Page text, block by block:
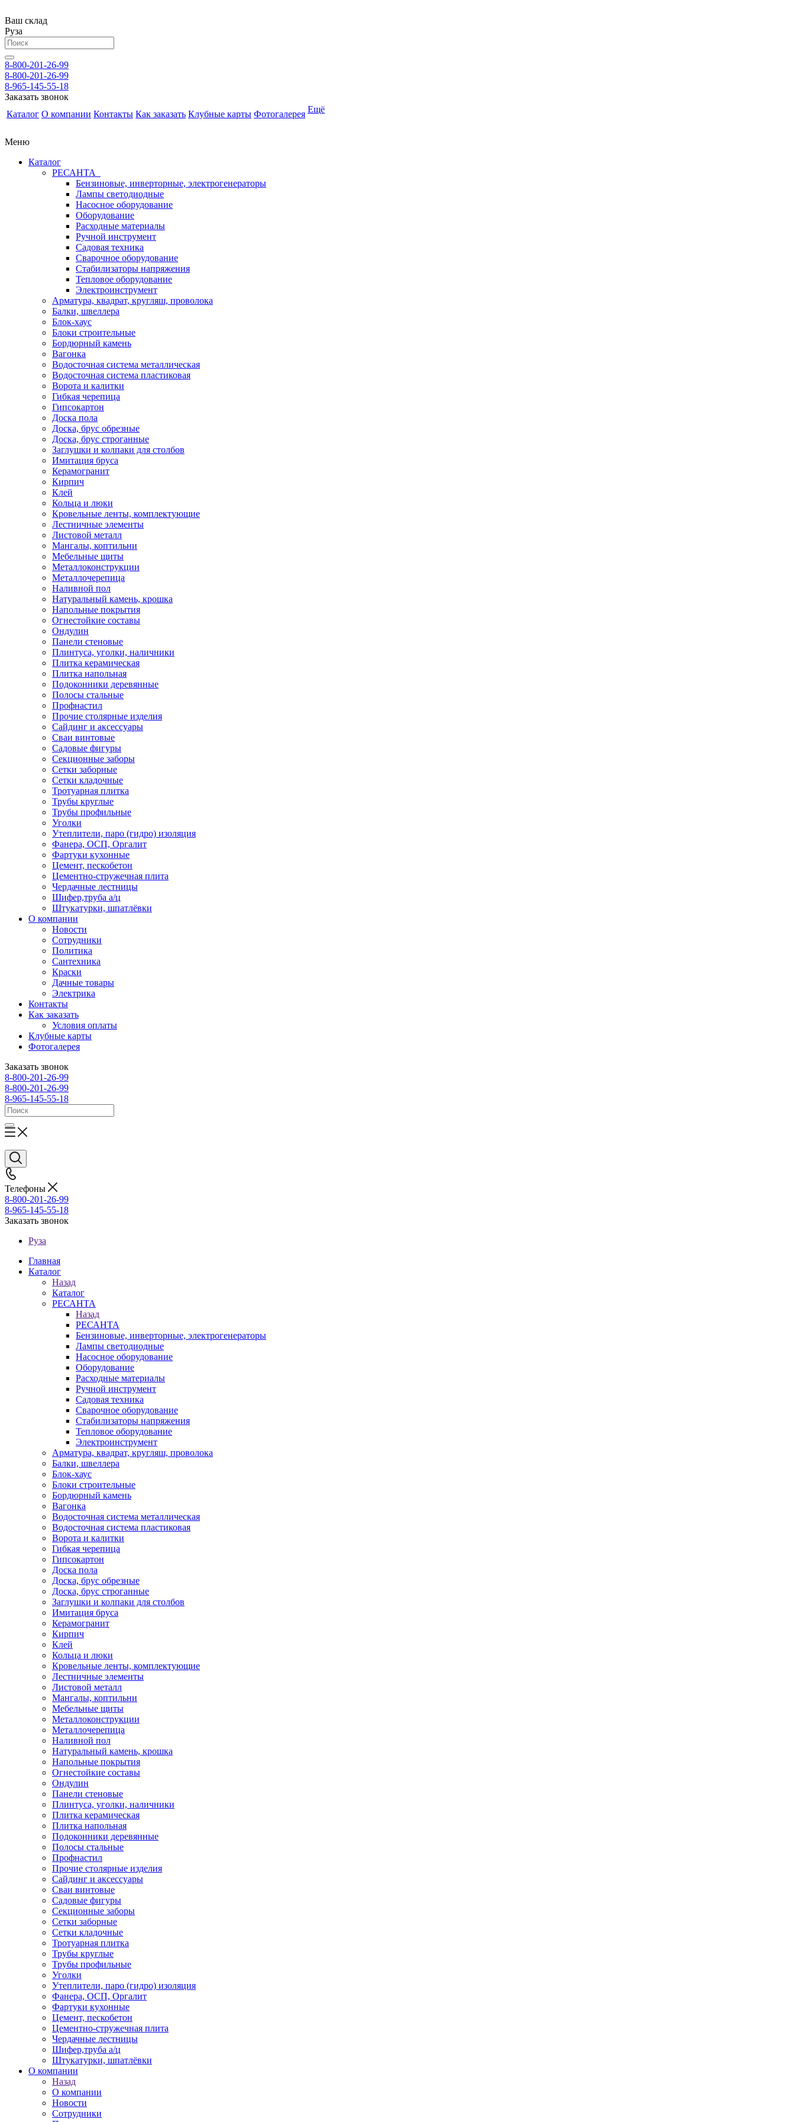
Ваш склад
Руза
8-800-201-26-99
8-800-201-26-99
8-965-145-55-18
Заказать звонок
Каталог О компании Контакты Как заказать Клубные карты Фотогалерея Ещё
Меню
Каталог
РЕСАНТА
Бензиновые, инверторные, электрогенераторы
Лампы светодиодные
Насосное оборудование
Оборудование
Расходные материалы
Ручной инструмент
Садовая техника
Сварочное оборудование
Стабилизаторы напряжения
Тепловое оборудование
Электроинструмент
Арматура, квадрат, кругляш, проволока
Балки, швеллера
Блок-хаус
Блоки строительные
Бордюрный камень
Вагонка
Водосточная система металлическая
Водосточная система пластиковая
Ворота и калитки
Гибкая черепица
Гипсокартон
Доска пола
Доска, брус обрезные
Доска, брус строганные
Заглушки и колпаки для столбов
Имитация бруса
Керамогранит
Кирпич
Клей
Кольца и люки
Кровельные ленты, комплектующие
Лестничные элементы
Листовой металл
Мангалы, коптильни
Мебельные щиты
Металлоконструкции
Металлочерепица
Наливной пол
Натуральный камень, крошка
Напольные покрытия
Огнестойкие составы
Ондулин
Панели стеновые
Плинтуса, уголки, наличники
Плитка керамическая
Плитка напольная
Подоконники деревянные
Полосы стальные
Профнастил
Прочие столярные изделия
Сайдинг и аксессуары
Сваи винтовые
Садовые фигуры
Секционные заборы
Сетки заборные
Сетки кладочные
Тротуарная плитка
Трубы круглые
Трубы профильные
Уголки
Утеплители, паро (гидро) изоляция
Фанера, ОСП, Оргалит
Фартуки кухонные
Цемент, пескобетон
Цементно-стружечная плита
Чердачные лестницы
Шифер,труба а/ц
Штукатурки, шпатлёвки
О компании
Новости
Сотрудники
Политика
Сантехника
Краски
Дачные товары
Электрика
Контакты
Как заказать
Условия оплаты
Клубные карты
Фотогалерея
Заказать звонок
8-800-201-26-99
8-800-201-26-99
8-965-145-55-18
Телефоны
8-800-201-26-99
8-965-145-55-18
Заказать звонок
Руза
Главная
Каталог
Назад
Каталог
РЕСАНТА
Назад
РЕСАНТА
Бензиновые, инверторные, электрогенераторы
Лампы светодиодные
Насосное оборудование
Оборудование
Расходные материалы
Ручной инструмент
Садовая техника
Сварочное оборудование
Стабилизаторы напряжения
Тепловое оборудование
Электроинструмент
Арматура, квадрат, кругляш, проволока
Балки, швеллера
Блок-хаус
Блоки строительные
Бордюрный камень
Вагонка
Водосточная система металлическая
Водосточная система пластиковая
Ворота и калитки
Гибкая черепица
Гипсокартон
Доска пола
Доска, брус обрезные
Доска, брус строганные
Заглушки и колпаки для столбов
Имитация бруса
Керамогранит
Кирпич
Клей
Кольца и люки
Кровельные ленты, комплектующие
Лестничные элементы
Листовой металл
Мангалы, коптильни
Мебельные щиты
Металлоконструкции
Металлочерепица
Наливной пол
Натуральный камень, крошка
Напольные покрытия
Огнестойкие составы
Ондулин
Панели стеновые
Плинтуса, уголки, наличники
Плитка керамическая
Плитка напольная
Подоконники деревянные
Полосы стальные
Профнастил
Прочие столярные изделия
Сайдинг и аксессуары
Сваи винтовые
Садовые фигуры
Секционные заборы
Сетки заборные
Сетки кладочные
Тротуарная плитка
Трубы круглые
Трубы профильные
Уголки
Утеплители, паро (гидро) изоляция
Фанера, ОСП, Оргалит
Фартуки кухонные
Цемент, пескобетон
Цементно-стружечная плита
Чердачные лестницы
Шифер,труба а/ц
Штукатурки, шпатлёвки
О компании
Назад
О компании
Новости
Сотрудники